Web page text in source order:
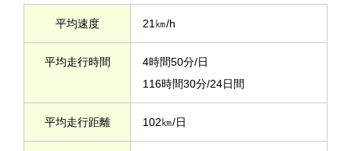
平均速度 21㎞/h
平均走行時間
4時間50分/日
116時間30分/24日間
平均走行距離 102㎞/日